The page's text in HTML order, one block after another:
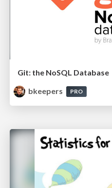
Git: the NoSQL Database
bkeepers
PRO